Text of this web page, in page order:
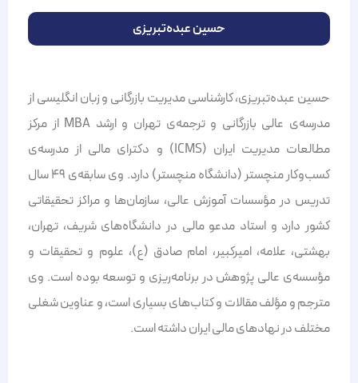
حسین عبده‌تبریزی
حسین عبده‌تبریزی، کارشناسی مدیریت بازرگانی و زبان انگلیسی از
مدرسه‌ی عالی بازرگانی و ترجمه‌ی تهران و ارشد ‏MBA‏ از مرکز
‏مطالعات مدیریت ایران (‏ICMS‏) و دکترای مالی از مدرسه‌ی
کسب‌‌وکار منچستر (دانشگاه منچستر) دارد. وی سابقه‌ی ۴۹ ‏سال
تدریس در مؤسسات آموزش عالی، سازمان‌ها‌ و مراکز تحقیقاتی
کشور دارد و استاد مدعو مالی در دانشگاه‌های شریف، ‏تهران،
بهشتی، علامه‌، امیرکبیر، امام صادق (ع)، علوم و تحقیقات و
مؤسسه‌ی عالی پژوهش در برنامه‌ریزی و توسعه بوده است. وی
مترجم ‏و مؤلف مقالات و کتاب‌های بسیاری است، و عناوین شغلی
مختلف در نهادهای مالی ایران داشته است.